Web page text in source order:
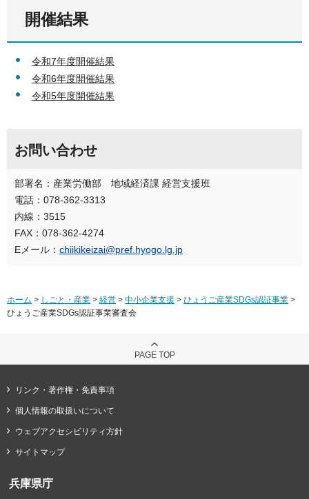
開催結果
令和7年度開催結果
令和6年度開催結果
令和5年度開催結果
お問い合わせ
部署名：産業労働部 地域経済課 経営支援班
電話：078-362-3313
内線：3515
FAX：078-362-4274
Eメール： chiikikeizai@pref.hyogo.lg.jp
ホーム > しごと・産業 > 経営 > 中小企業支援 > ひょうご産業SDGs認証事業 >
ひょうご産業SDGs認証事業審査会
PAGE TOP
リンク・著作権・免責事項
個人情報の取扱いについて
ウェブアクセシビリティ方針
サイトマップ
兵庫県庁